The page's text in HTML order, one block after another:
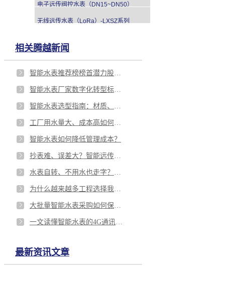
电子远传阀控水表（DN15~DN50）
无线远传水表（LoRa）-LXSZ系列
相关腾越新闻
智能水表如何降低管理成本？
最新资讯文章